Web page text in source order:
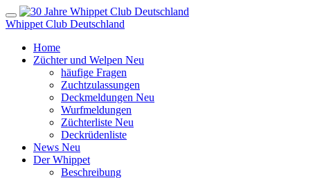
Whippet Club Deutschland
Home
Züchter und Welpen Neu
häufige Fragen
Zuchtzulassungen
Deckmeldungen Neu
Wurfmeldungen
Züchterliste Neu
Deckrüdenliste
News Neu
Der Whippet
Beschreibung